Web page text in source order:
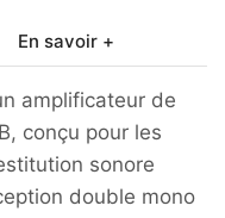
En savoir +
amplificateur de
conçu pour les
sonore
double mono